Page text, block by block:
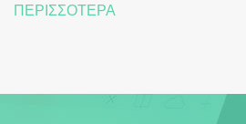
ΠΕΡΙΣΣΟΤΕΡΑ